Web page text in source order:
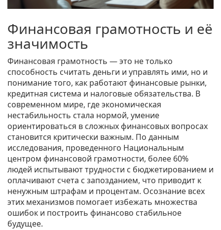
Финансовая грамотность и её
значимость
Финансовая грамотность — это не только
способность считать деньги и управлять ими, но и
понимание того, как работают финансовые рынки,
кредитная система и налоговые обязательства. В
современном мире, где экономическая
нестабильность стала нормой, умение
ориентироваться в сложных финансовых вопросах
становится критически важным. По данным
исследования, проведенного Национальным
центром финансовой грамотности, более 60%
людей испытывают трудности с бюджетированием и
оплачивают счета с запозданием, что приводит к
ненужным штрафам и процентам. Осознание всех
этих механизмов помогает избежать множества
ошибок и построить финансово стабильное
будущее.